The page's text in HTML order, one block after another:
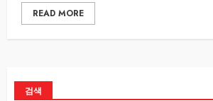
READ MORE
검색